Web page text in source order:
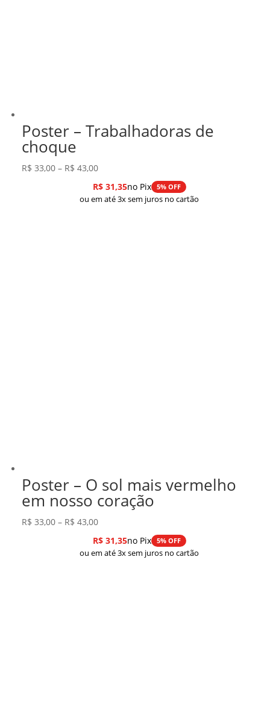
Poster – Trabalhadoras de
choque
R$ 33,00 – R$ 43,00Faixa
de
preço:
R$31,35no Pix 5% OFF
ou em até 3x sem juros no cartão
Poster – O sol mais vermelho
em nosso coração
R$ 33,00 – R$ 43,00Faixa
de
preço:
R$31,35no Pix 5% OFF
ou em até 3x sem juros no cartão